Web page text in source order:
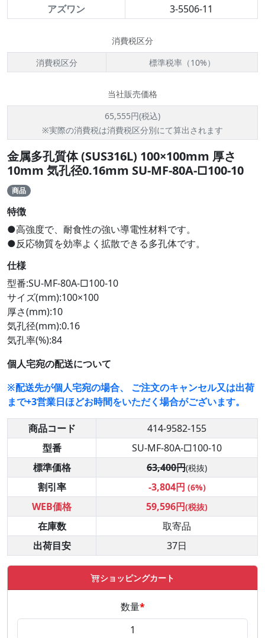
アズワン
3-5506-11
消費税区分
消費税区分
標準税率（10%）
当社販売価格
65,555円(税込)
※実際の消費税は消費税区分別にて算出されます
金属多孔質体 (SUS316L) 100×100mm 厚さ
10mm 気孔径0.16mm SU-MF-80A-□100-10
商品
特徴
●高強度で、耐食性の強い導電性材料です。
●反応物質を効率よく拡散できる多孔体です。
仕様
型番:SU-MF-80A-□100-10
サイズ(mm):100×100
厚さ(mm):10
気孔径(mm):0.16
気孔率(%):84
個人宅宛の配送について
※配送先が個人宅宛の場合、 ご注文のキャンセル又は出荷
まで+3営業日ほどお時間をいただく場合がございます。
商品コード
414-9582-155
型番
SU-MF-80A-□100-10
標準価格
63,400円(税抜)
割引率 -3,804円 (6%)
WEB価格 59,596円(税抜)
在庫数
取寄品
出荷目安
37日
ショッピングカート
数量*